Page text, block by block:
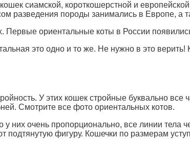
сиамской, короткошерстной и
разведения породы занимались в Европе, а
ориентальные коты в России
это одно и то же. Не нужно в это верить!
У этих кошек стройные буквально все
Смотрите все фото ориентальных котов.
них очень пропорционально, все линии тела
фигуру. Кошечки по размерам